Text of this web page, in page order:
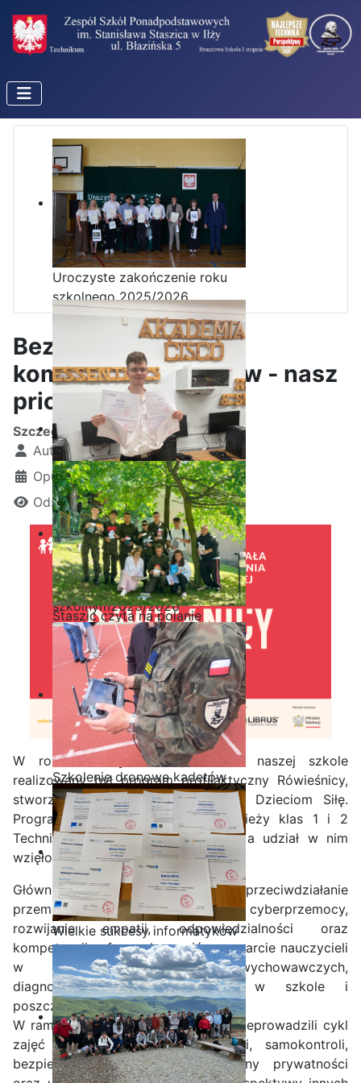
Uroczyste zakończenie roku
szkolnego 2025/2026
Ostatnia garść certyfikatów
Akademii CISCO w roku
szkolnym2025/2026
Staszic czyta na polanie
Szkolenie dronowe kadetów
OPW w Staszicu
Wielkie sukcesy informatyków
ze Staszica w Akademii
CISCO!
Bezpieczeństwo i
kompetencje uczniów - nasz
priorytet
Szczegóły
Autor: Kamil Krosta
Opublikowano: 27 maj 2026
Odsłon: 411
W roku szkolnym 2025/2026 w naszej szkole
realizowany był program profilaktyczny Rówieśnicy,
stworzony przez Fundację Dajemy Dzieciom Siłę.
Program skierowany był do młodzieży klas 1 i 2
Technikum oraz Szkoły Branżowej, a udział w nim
wzięło 111 uczniów.
Główne cele programu obejmowały: przeciwdziałanie
przemocy rówieśniczej, w tym cyberprzemocy,
rozwijanie empatii, odpowiedzialności oraz
kompetencji cyfrowych uczniów, wsparcie nauczycieli
w prowadzeniu rozmów wychowawczych,
diagnozowanie skali przemocy w szkole i
poszczególnych klasach.
W ramach programu realizatorzy przeprowadzili cykl
zajęć dotyczących m. in. empatii, samokontroli,
bezpieczeństwa cyfrowego, ochrony prywatności